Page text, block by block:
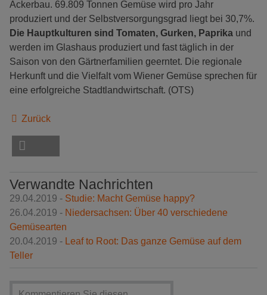
Ackerbau. 69.809 Tonnen Gemüse wird pro Jahr
produziert und der Selbstversorgungsgrad liegt bei 30,7%.
Die Hauptkulturen sind Tomaten, Gurken, Paprika und
werden im Glashaus produziert und fast täglich in der
Saison von den Gärtnerfamilien geerntet. Die regionale
Herkunft und die Vielfalt vom Wiener Gemüse sprechen für
eine erfolgreiche Stadtlandwirtschaft. (OTS)
Zurück
Verwandte Nachrichten
29.04.2019 - Studie: Macht Gemüse happy?
26.04.2019 - Niedersachsen: Über 40 verschiedene
Gemüsearten
20.04.2019 - Leaf to Root: Das ganze Gemüse auf dem
Teller